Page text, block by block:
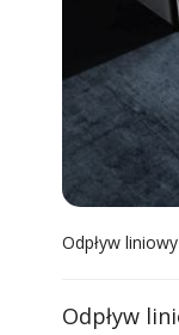
Odpływ
Odpływ